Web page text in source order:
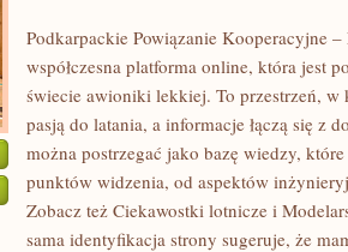
Podkarpackie Powiązanie Kooperacyjne
współczesna platforma online, która jest
świecie awioniki lekkiej. To przestrzeń,
pasją do latania, a informacje łączą się z
można postrzegać jako bazę wiedzy,
punktów widzenia, od aspektów
Zobacz też Ciekawostki lotnicze i
sama identyfikacja strony sugeruje, że